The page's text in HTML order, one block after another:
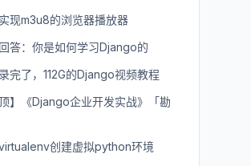
现m3u8的浏览器播放器
答：你是如何学习Django的
完了，112G的Django视频教程
顶】《Django企业开发实战》「勘
创建虚拟python环境